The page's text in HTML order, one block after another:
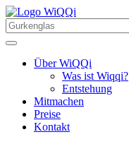
Über WiQQi
Was ist Wiqqi?
Entstehung
Mitmachen
Preise
Kontakt